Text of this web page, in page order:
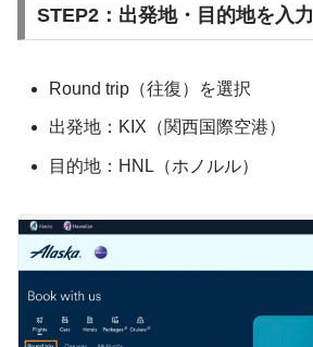
STEP2：出発地・目的地を入力
Round trip（往復）を選択
出発地：KIX（関西国際空港）
目的地：HNL（ホノルル）